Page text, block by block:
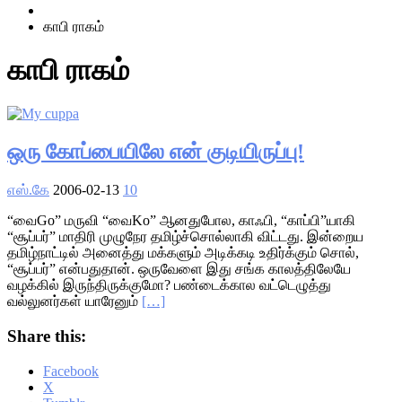
காபி ராகம்
காபி ராகம்
ஒரு கோப்பையிலே என் குடியிருப்பு!
எஸ்.கே 2006-02-13 10
“வைGo” மருவி “வைKo” ஆனதுபோல, காஃபி, “காப்பி”யாகி
“சூப்பர்” மாதிரி முழுநேர தமிழ்ச்சொல்லாகி விட்டது. இன்றைய
தமிழ்நாட்டில் அனைத்து மக்களும் அடிக்கடி உதிர்க்கும் சொல்,
“சூப்பர்” என்பதுதான். ஒருவேளை இது சங்க காலத்திலேயே
வழக்கில் இருந்திருக்குமோ? பண்டைக்கால வட்டெழுத்து
வல்லுனர்கள் யாரேனும் […]
Share this:
Facebook
X